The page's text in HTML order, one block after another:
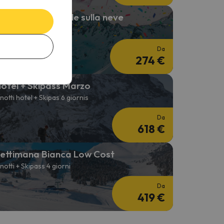
Speciale Carnevale sulla neve
notti + 2 Giorni skipass
Da
274 €
+ Skipass Marzo
hotel + Skipas 6 giornis
Da
618 €
Bianca Low Cost
+ Skipass 4 giorni
Da
419 €